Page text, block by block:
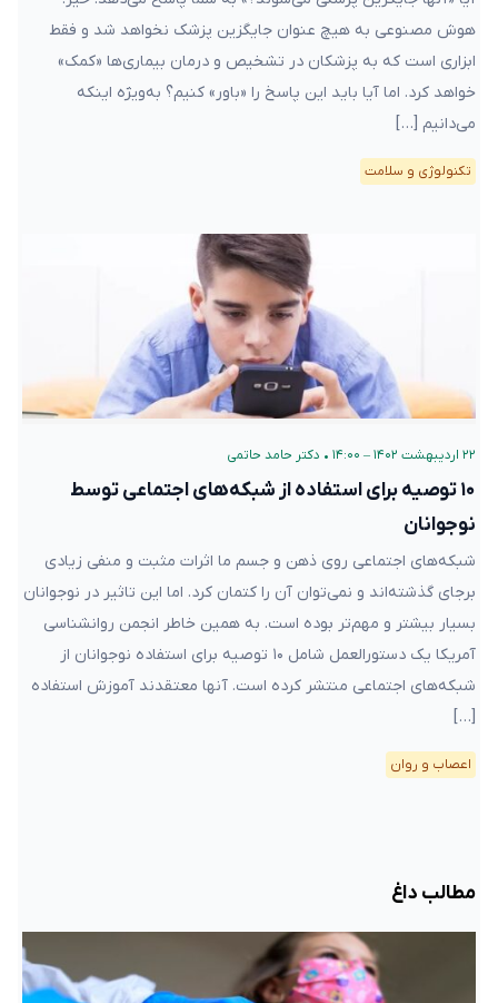
هوش مصنوعی به هیچ عنوان جایگزین پزشک نخواهد شد و فقط
ابزاری است که به پزشکان در تشخیص و درمان بیماری‌ها «کمک»
خواهد کرد. اما آیا باید این پاسخ را «باور» کنیم؟ به‌ویژه اینکه
می‌دانیم […]
تکنولوژی و سلامت
۲۲ اردیبهشت ۱۴۰۲ – ۱۴:۰۰ • دکتر حامد حاتمی
۱۰ توصیه برای استفاده از شبکه‌های اجتماعی توسط
نوجوانان
شبکه‌های اجتماعی روی ذهن و جسم ما اثرات مثبت و منفی زیادی
برجای گذشته‌اند و نمی‌توان آن را کتمان کرد. اما این تاثیر در نوجوانان
بسیار بیشتر و مهم‌تر بوده است. به همین خاطر انجمن روانشناسی
آمریکا یک دستورالعمل شامل ۱۰ توصیه برای استفاده نوجوانان از
شبکه‌های اجتماعی منتشر کرده است. آنها معتقدند آموزش استفاده
[…]
اعصاب و روان
مطالب داغ